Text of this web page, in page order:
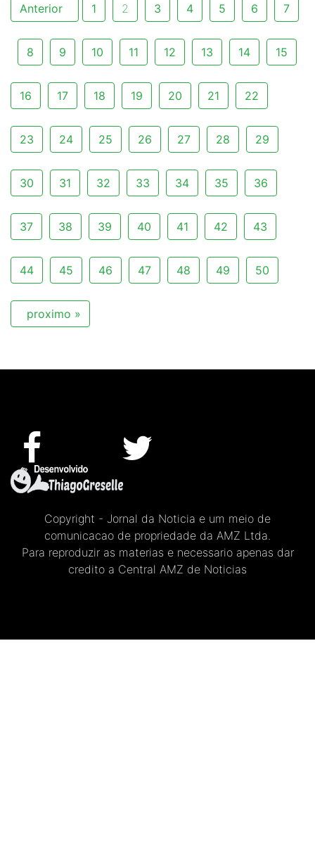
Anterior 1 2 3 4 5 6 7
8 9 10 11 12 13 14 15
16 17 18 19 20 21 22
23 24 25 26 27 28 29
30 31 32 33 34 35 36
37 38 39 40 41 42 43
44 45 46 47 48 49 50
proximo »
Copyright - Jornal da Noticia e um meio de
comunicacao de propriedade da AMZ Ltda.
Para reproduzir as materias e necessario apenas dar
credito a Central AMZ de Noticias